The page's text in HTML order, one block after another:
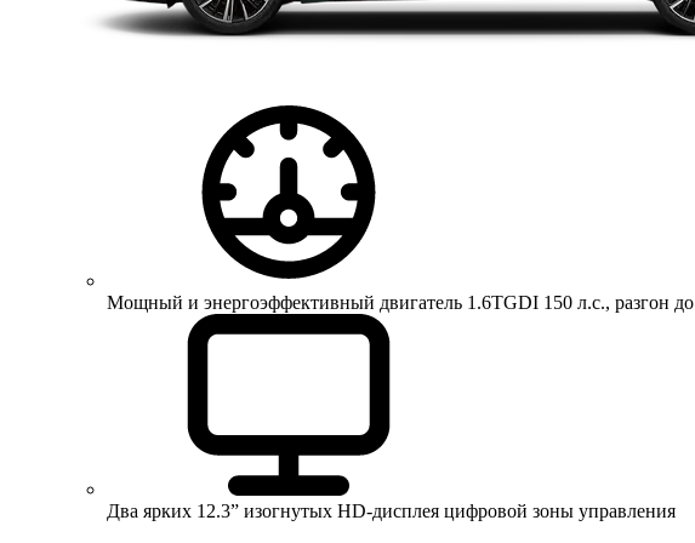
Мощный и энергоэффективный двигатель 1.6TGDI 150 л.с., разгон до
Два ярких 12.3” изогнутых HD-дисплея цифровой зоны управления